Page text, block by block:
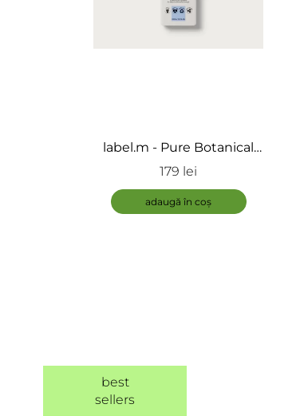
label.m - Pure Botanical
Nourishing Conditioner - Balsam
179 lei
adaugă în coș
best
sellers